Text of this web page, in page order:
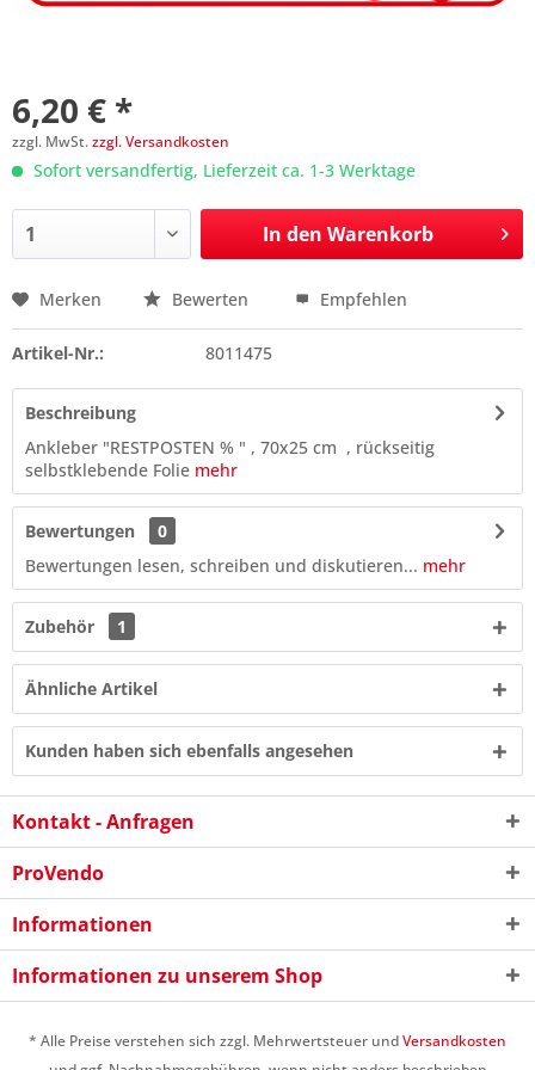
6,20 € *
zzgl. MwSt.zzgl. Versandkosten
Sofort versandfertig, Lieferzeit ca. 1-3 Werktage
In den Warenkorb
Preis anfragen
5 - 5 = ?
Merken Bewerten Empfehlen
Artikel-Nr.: 8011475
Beschreibung
Ankleber "RESTPOSTEN % " , 70x25 cm , rückseitig
selbstklebende Folie mehr
Bewertungen
0
Bewertungen lesen, schreiben und diskutieren... mehr
Zubehör 1
Ähnliche Artikel
Kunden haben sich ebenfalls angesehen
Kontakt - Anfragen
ProVendo
Informationen
Informationen zu unserem Shop
* Alle Preise verstehen sich zzgl. Mehrwertsteuer undVersandkosten